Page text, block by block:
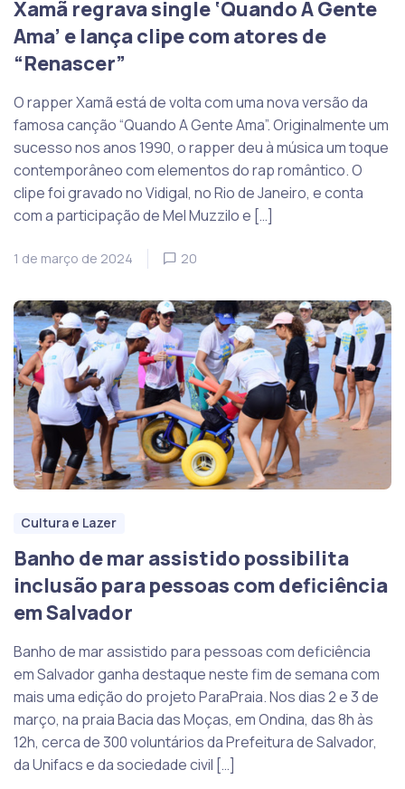
Xamã regrava single ‘Quando A Gente
Ama’ e lança clipe com atores de
“Renascer”
O rapper Xamã está de volta com uma nova versão da
famosa canção “Quando A Gente Ama”. Originalmente um
sucesso nos anos 1990, o rapper deu à música um toque
contemporâneo com elementos do rap romântico. O
clipe foi gravado no Vidigal, no Rio de Janeiro, e conta
com a participação de Mel Muzzilo e […]
1 de março de 2024 20
Cultura e Lazer
Banho de mar assistido possibilita
inclusão para pessoas com deficiência
em Salvador
Banho de mar assistido para pessoas com deficiência
em Salvador ganha destaque neste fim de semana com
mais uma edição do projeto ParaPraia. Nos dias 2 e 3 de
março, na praia Bacia das Moças, em Ondina, das 8h às
12h, cerca de 300 voluntários da Prefeitura de Salvador,
da Unifacs e da sociedade civil […]